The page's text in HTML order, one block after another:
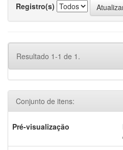
Registro(s)
Resultado 1-1 de 1.
Conjunto de itens:
Pré-visualização